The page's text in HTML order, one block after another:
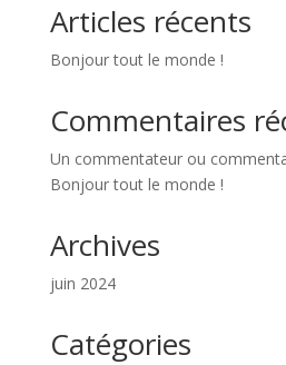
Articles récents
Bonjour tout le monde !
Commentaires
Un commentateur ou
Bonjour tout le monde !
Archives
juin 2024
Catégories